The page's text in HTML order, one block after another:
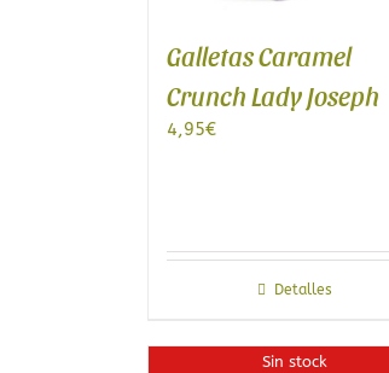
Galletas Caramel
Crunch Lady Joseph
4,95€
Detalles
Sin stock